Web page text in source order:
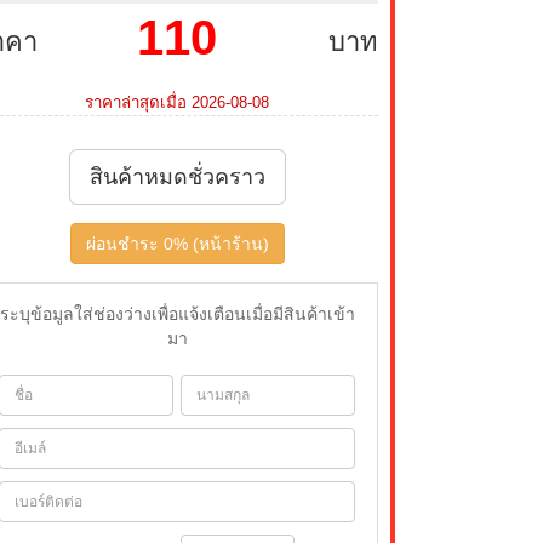
คา บาท
110
ราคาล่าสุดเมื่อ 2026-08-08
สินค้าหมดชั่วคราว
ผ่อนชำระ 0% (หน้าร้าน)
ระบุข้อมูลใส่ช่องว่างเพื่อแจ้งเตือนเมื่อมีสินค้าเข้า
มา